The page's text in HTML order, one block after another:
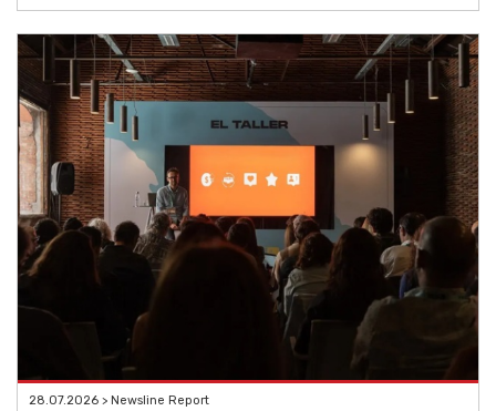
28.07.2026 > Newsline Report